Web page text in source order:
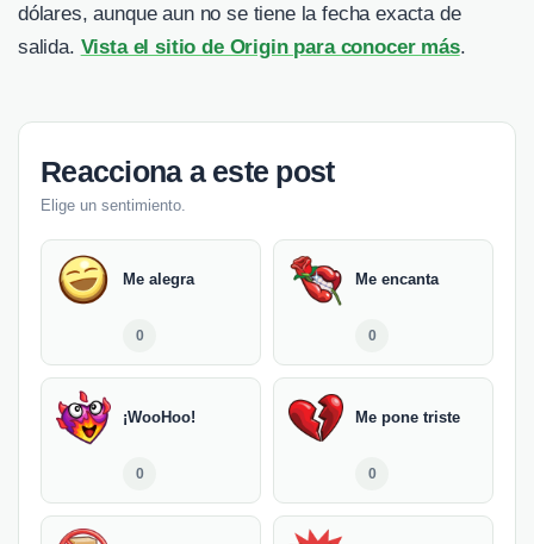
dólares, aunque aun no se tiene la fecha exacta de
salida. Vista el sitio de Origin para conocer más.
Reacciona a este post
Elige un sentimiento.
Me alegra
0
Me encanta
0
¡WooHoo!
0
Me pone triste
0